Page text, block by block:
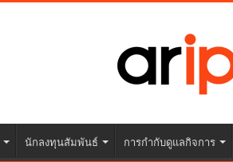
นักลงทุนสัมพันธ์ การกำกับดูแลกิจการ